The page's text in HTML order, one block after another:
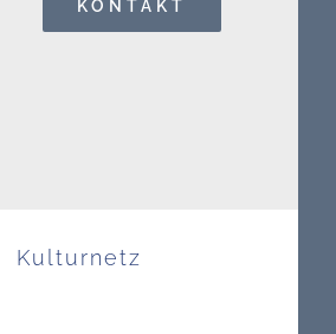
Search
KONTAKT
Kulturnetz